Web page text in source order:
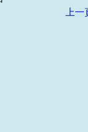
上一